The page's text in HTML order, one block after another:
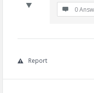
0
Report